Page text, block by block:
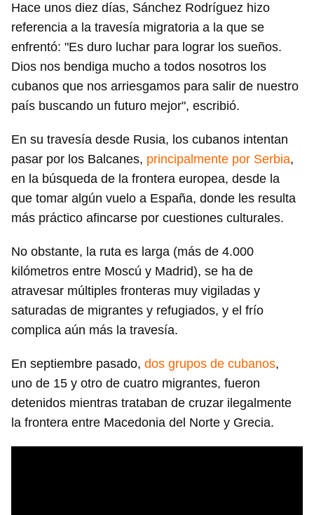
Para poder guardar como favorito, primero has de
iniciar sesión con tu cuenta de 14ymedio.
INICIAR SESIÓN CANCELAR
Hace unos diez días, Sánchez Rodríguez hizo
referencia a la travesía migratoria a la que se
enfrentó: "Es duro luchar para lograr los sueños.
Dios nos bendiga mucho a todos nosotros los
cubanos que nos arriesgamos para salir de nuestro
país buscando un futuro mejor", escribió.
En su travesía desde Rusia, los cubanos intentan
pasar por los Balcanes, principalmente por Serbia,
en la búsqueda de la frontera europea, desde la
que tomar algún vuelo a España, donde les resulta
más práctico afincarse por cuestiones culturales.
No obstante, la ruta es larga (más de 4.000
kilómetros entre Moscú y Madrid), se ha de
atravesar múltiples fronteras muy vigiladas y
saturadas de migrantes y refugiados, y el frío
complica aún más la travesía.
En septiembre pasado, dos grupos de cubanos,
uno de 15 y otro de cuatro migrantes, fueron
detenidos mientras trataban de cruzar ilegalmente
la frontera entre Macedonia del Norte y Grecia.